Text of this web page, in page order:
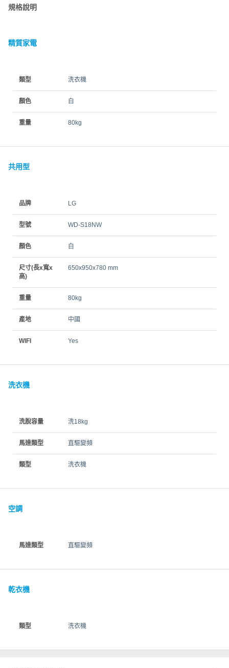
規格說明
精質家電
類型 洗衣機
顏色 白
重量 80kg
共用型
品牌 LG
型號 WD-S18NW
顏色 白
尺寸(長x寬x
高)
650x950x780 mm
重量 80kg
產地 中國
WIFI Yes
洗衣機
洗脫容量 洗18kg
馬達類型 直驅變頻
類型 洗衣機
空調
馬達類型 直驅變頻
乾衣機
類型 洗衣機